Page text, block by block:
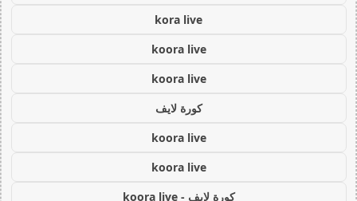
kora live
koora live
koora live
كورة لايف
koora live
koora live
كورة لايف - koora live